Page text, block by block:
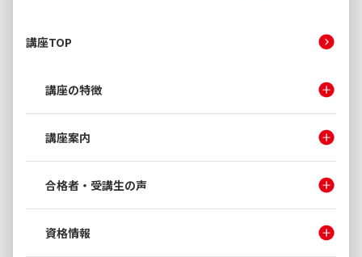
講座TOP
講座の特徴
講座案内
合格者・受講生の声
資格情報